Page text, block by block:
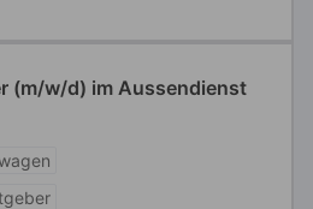
(m/w/d) im Aussendienst